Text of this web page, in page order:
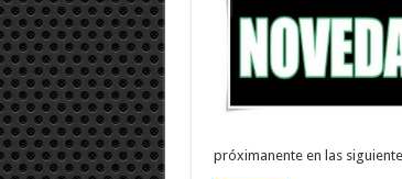
próximanente en las